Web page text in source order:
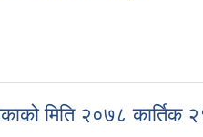
मिति २०७८